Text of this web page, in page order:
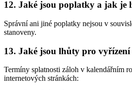
12. Jaké jsou poplatky a jak je
Správní ani jiné poplatky nejsou v
stanoveny.
13. Jaké jsou lhůty pro vyřízení
Termíny splatnosti záloh v kalendářním
internetových stránkách: